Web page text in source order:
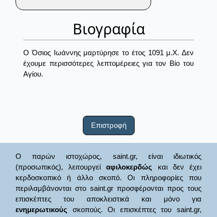
Βιογραφία
Ο Όσιος Ιωάννης μαρτύρησε το έτος 1091 μ.Χ. Δεν
έχουμε περισσότερες λεπτομέρειες για τον Βίο του
Αγίου.
Επιστροφή
Ο παρών ιστοχώρος, saint.gr, είναι ιδιωτικός
(προσωπικός), λειτουργείαφιλοκερδώς και δεν έχει
κερδοσκοπικό ή άλλο σκοπό. Οι πληροφορίες που
περιλαμβάνονται στο saint.gr προσφέρονται προς τους
επισκέπτες του αποκλειστικά και μόνο για
ενημερωτικούς σκοπούς. Οι επισκέπτες του saint.gr,